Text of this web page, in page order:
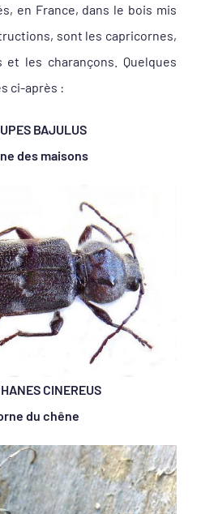
en France, dans le bois mis
sont les capricornes,
les charançons. Quelques
ci-après :
BAJULUS
des maisons
CINEREUS
du chêne